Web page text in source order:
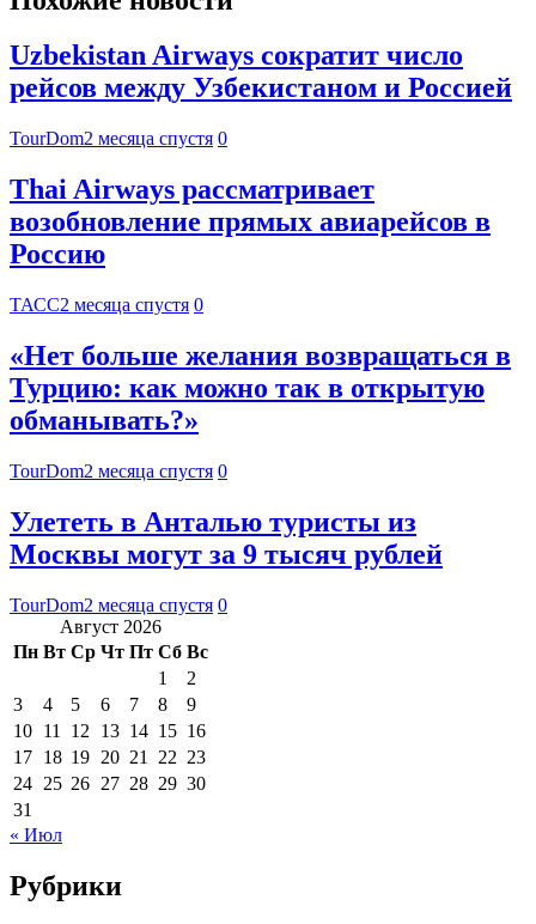
Uzbekistan Airways сократит число
рейсов между Узбекистаном и Россией
TourDom2 месяца спустя 0
Thai Airways рассматривает
возобновление прямых авиарейсов в
Россию
ТАСС2 месяца спустя 0
«Нет больше желания возвращаться в
Турцию: как можно так в открытую
обманывать?»
TourDom2 месяца спустя 0
Улететь в Анталью туристы из
Москвы могут за 9 тысяч рублей
TourDom2 месяца спустя 0
Август 2026
Пн Вт Ср Чт Пт Сб Вс
1
2
3
4 5 6 7 8
9
10 11 12 13 14 15 16
17 18 19 20 21 22 23
24 25 26 27 28 29 30
31
« Июл
Рубрики